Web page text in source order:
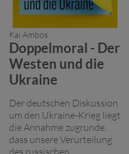
Kai Ambos
Doppelmoral - Der
Westen und die
Ukraine
Der deutschen Diskussion
um den Ukraine-Krieg liegt
die Annahme zugrunde,
dass unsere Verurteilung
des russischen